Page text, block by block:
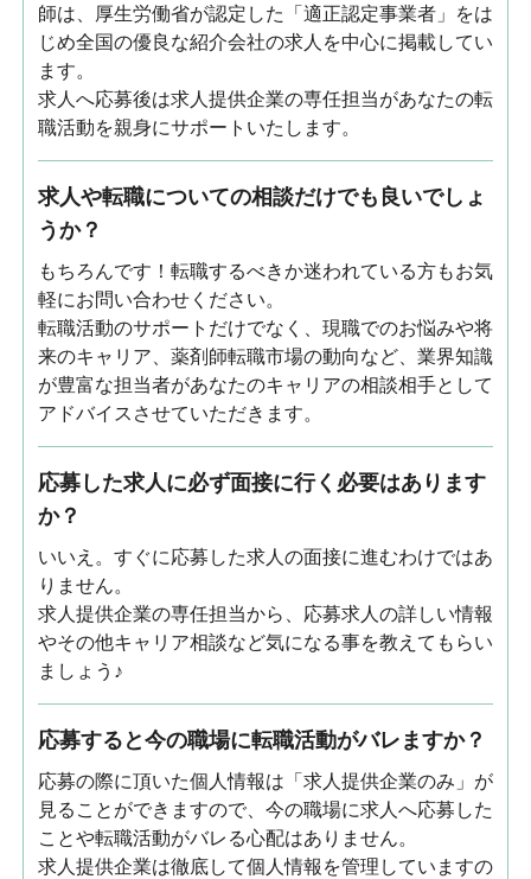
師は、厚生労働省が認定した「適正認定事業者」をは
じめ全国の優良な紹介会社の求人を中心に掲載してい
ます。
求人へ応募後は求人提供企業の専任担当があなたの転
職活動を親身にサポートいたします。
求人や転職についての相談だけでも良いでしょ
うか？
もちろんです！転職するべきか迷われている方もお気
軽にお問い合わせください。
転職活動のサポートだけでなく、現職でのお悩みや将
来のキャリア、薬剤師転職市場の動向など、業界知識
が豊富な担当者があなたのキャリアの相談相手として
アドバイスさせていただきます。
応募した求人に必ず面接に行く必要はあります
か？
いいえ。すぐに応募した求人の面接に進むわけではあ
りません。
求人提供企業の専任担当から、応募求人の詳しい情報
やその他キャリア相談など気になる事を教えてもらい
ましょう♪
応募すると今の職場に転職活動がバレますか？
応募の際に頂いた個人情報は「求人提供企業のみ」が
見ることができますので、今の職場に求人へ応募した
ことや転職活動がバレる心配はありません。
求人提供企業は徹底して個人情報を管理していますの